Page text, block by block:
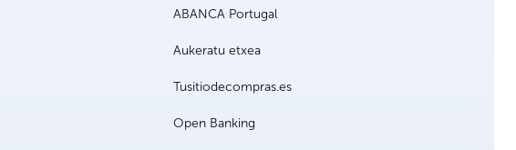
ABANCA Portugal
Aukeratu etxea
Tusitiodecompras.es
Open Banking